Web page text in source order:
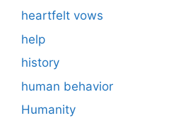
heartfelt vows
help
history
human behavior
Humanity